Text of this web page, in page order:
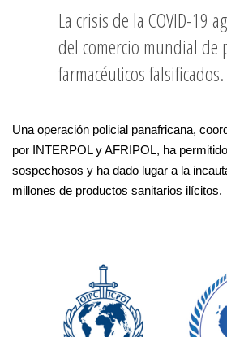
La crisis de la COVID-19
del comercio mundial de
farmacéuticos falsificados.
Una operación policial panafricana,
por INTERPOL y AFRIPOL, ha
sospechosos y ha dado lugar a la
millones de productos sanitarios ilícitos.